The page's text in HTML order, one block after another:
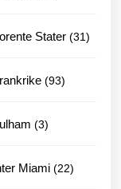
Stater 3131
9393
33
Miami 2222